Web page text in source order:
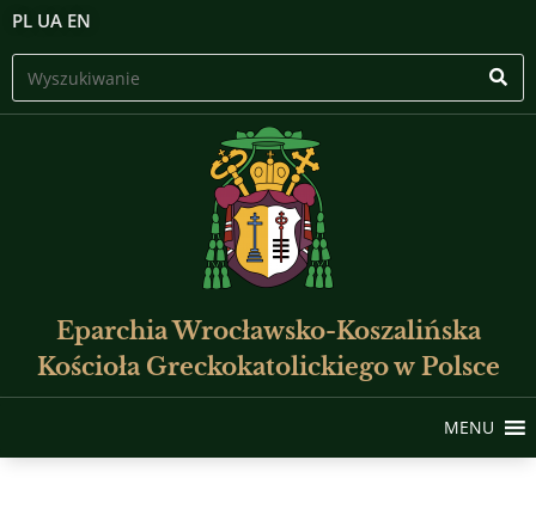
PL UA EN
Eparchia Wrocławsko-Koszalińska
Kościoła Greckokatolickiego w Polsce
MENU